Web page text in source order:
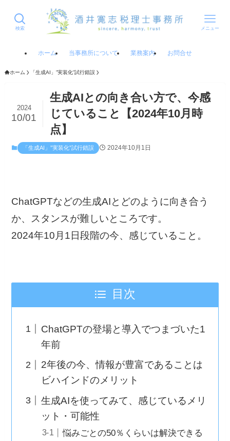
検索 メニュー
ホーム 当事務所について 業務案内 お問合せ
ホーム 「生成AI」”実装化”試行錯誤
生成AIとの向き合い方で、今感
じていること【2024年10月時
点】
2024
10/01
「生成AI」”実装化”試行錯誤 2024年10月1日
ChatGPTなどの生成AIとどのように向き合う
か、スタンスが難しいところです。
2024年10月1日段階の今、感じていること。
目次
ChatGPTの登場と導入でつまづいた1
年前
2年後の今、情報が豊富であることは
ビハインドのメリット
生成AIを使ってみて、感じているメリ
ット・可能性
悩みごとの50％くらいは解決できる